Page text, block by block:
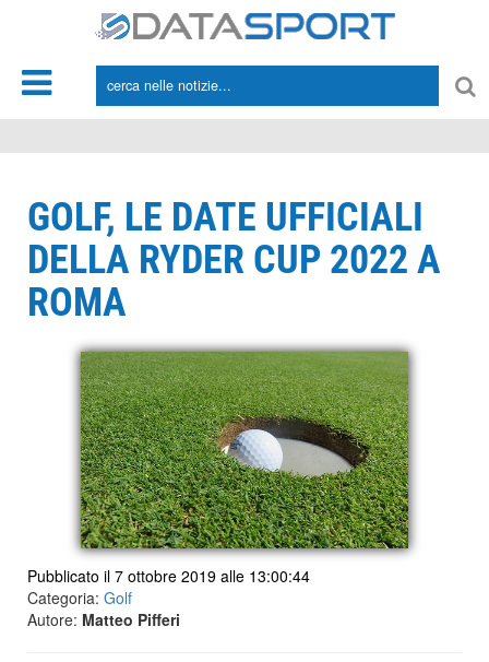
GOLF, LE DATE UFFICIALI
DELLA RYDER CUP 2022 A
ROMA
Pubblicato il 7 ottobre 2019 alle 13:00:44
Categoria: Golf
Autore: Matteo Pifferi